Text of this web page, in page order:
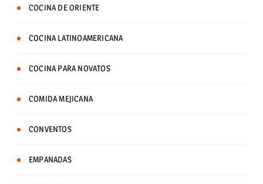
COCINA DE ORIENTE
COCINA LATINOAMERICANA
COCINA PARA NOVATOS
COMIDA MEJICANA
CONVENTOS
EMPANADAS